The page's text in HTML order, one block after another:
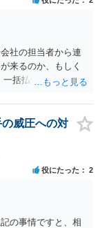
か ・叔母様ご本人
用できる弁護士費
人となりますの
頼意思等を確認す
しいとのことです
確認方法等を検討
社の担当者から連
来るのか、もしく
一括払いや分割払い
可能です。 他方で
後の見通しを知る為
談だけでもされる
威圧への対
役にたった 2
の事情ですと、相